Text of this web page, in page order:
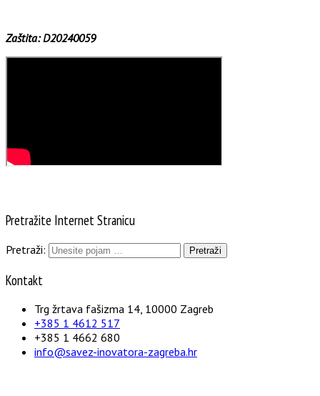
Zaštita: D20240059
Pretražite Internet Stranicu
Pretraži:
Kontakt
Trg žrtava fašizma 14, 10000 Zagreb
+385 1 4612 517
+385 1 4662 680
info@savez-inovatora-zagreba.hr